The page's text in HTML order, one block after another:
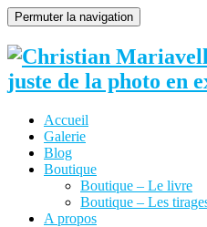
Permuter la navigation
Accueil
Galerie
Blog
Boutique
Boutique – Le livre
Boutique – Les
A propos